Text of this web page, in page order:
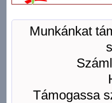
Munkánkat
Támogassa